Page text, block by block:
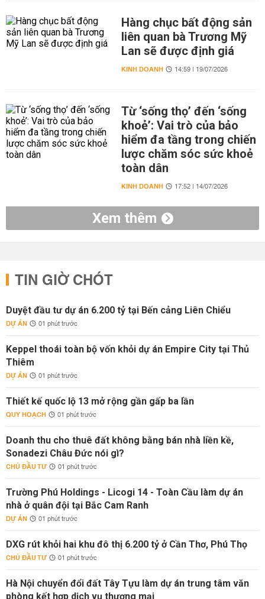
Hàng chục bất động sản
liên quan bà Trương Mỹ
Lan sẽ được định giá
KINH DOANH 14:59 | 19/07/2026
Từ ‘sống thọ’ đến ‘sống
khoẻ’: Vai trò của bảo
hiểm đa tầng trong chiến
lược chăm sóc sức khoẻ
toàn dân
KINH DOANH 17:52 | 14/07/2026
Xem thêm
TIN GIỜ CHÓT
Duyệt đầu tư dự án 6.200 tỷ tại Bến cảng Liên Chiểu
DỰ ÁN 01 phút trước
Keppel thoái toàn bộ vốn khỏi dự án Empire City tại Thủ
Thiêm
DỰ ÁN 01 phút trước
Thiết kế quốc lộ 13 mở rộng gần gấp ba lần
QUY HOẠCH 01 phút trước
Doanh thu cho thuê đất không bằng bán nhà liền kề,
Sonadezi Châu Đức nói gì?
CHỦ ĐẦU TƯ 01 phút trước
Trường Phú Holdings - Licogi 14 - Toàn Cầu làm dự án
nhà ở quân đội tại Bắc Cam Ranh
DỰ ÁN 01 phút trước
DXG rút khỏi hai khu đô thị 6.200 tỷ ở Cần Thơ, Phú Thọ
CHỦ ĐẦU TƯ 01 phút trước
Hà Nội chuyển đổi đất Tây Tựu làm dự án trung tâm văn
phòng kết hợp dịch vụ thương mại